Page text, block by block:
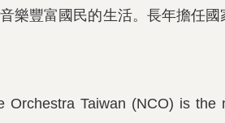
樂豐富國民的生活。長年擔任國
Taiwan (NCO) is the